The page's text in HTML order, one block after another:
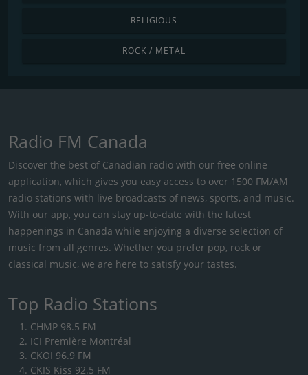
RELIGIOUS
ROCK / METAL
Radio FM Canada
Discover the best of Canadian radio with our free online
application, which gives you easy access to over 1500 FM/AM
radio stations with live broadcasts of news, sports, and music.
With our app, you can stay up-to-date with the latest
happenings in Canada while enjoying a diverse selection of
music from all genres. Whether you prefer pop, rock or
classical music, we are here to satisfy your tastes.
Top Radio Stations
CHMP 98.5 FM
ICI Première Montréal
CKOI 96.9 FM
CKIS Kiss 92.5 FM